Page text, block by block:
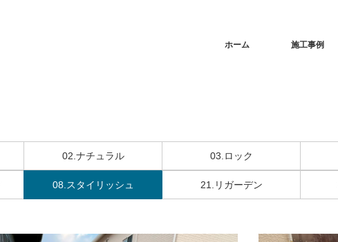
ホーム 施工事例
02.ナチュラル 03.ロック
08.スタイリッシュ 21.リガーデン